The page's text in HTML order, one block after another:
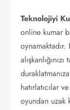
Teknolojiyi
online kumar
hatırlatıcılar
oyundan uzak